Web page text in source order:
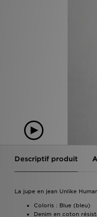
Descriptif produit
La jupe en jean Unlike
Coloris : Blue (bleu)
Denim en coton